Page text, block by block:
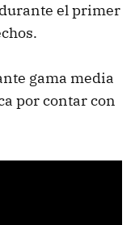
el primer
gama media
por contar con